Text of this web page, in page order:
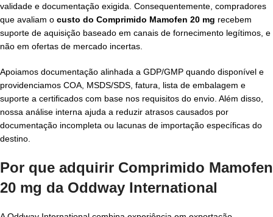
validade e documentação exigida. Consequentemente, compradores
que avaliam o custo do Comprimido Mamofen 20 mg recebem
suporte de aquisição baseado em canais de fornecimento legítimos, e
não em ofertas de mercado incertas.
Apoiamos documentação alinhada a GDP/GMP quando disponível e
providenciamos COA, MSDS/SDS, fatura, lista de embalagem e
suporte a certificados com base nos requisitos do envio. Além disso,
nossa análise interna ajuda a reduzir atrasos causados por
documentação incompleta ou lacunas de importação específicas do
destino.
Por que adquirir Comprimido Mamofen
20 mg da Oddway International